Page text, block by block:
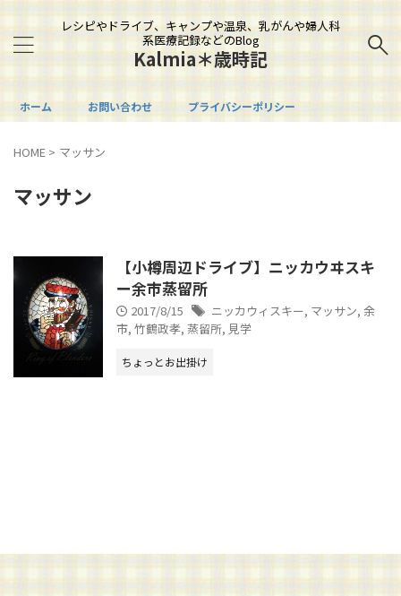
レシピやドライブ、キャンプや温泉、乳がんや婦人科
系医療記録などのBlog
Kalmia＊歳時記
ホーム お問い合わせ プライバシーポリシー
HOME > マッサン
マッサン
【小樽周辺ドライブ】ニッカウヰスキ
ー余市蒸留所
2017/8/15 ニッカウィスキー, マッサン, 余
市, 竹鶴政孝, 蒸留所, 見学
ちょっとお出掛け